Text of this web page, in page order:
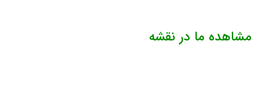
مشاهده ما در نقشه